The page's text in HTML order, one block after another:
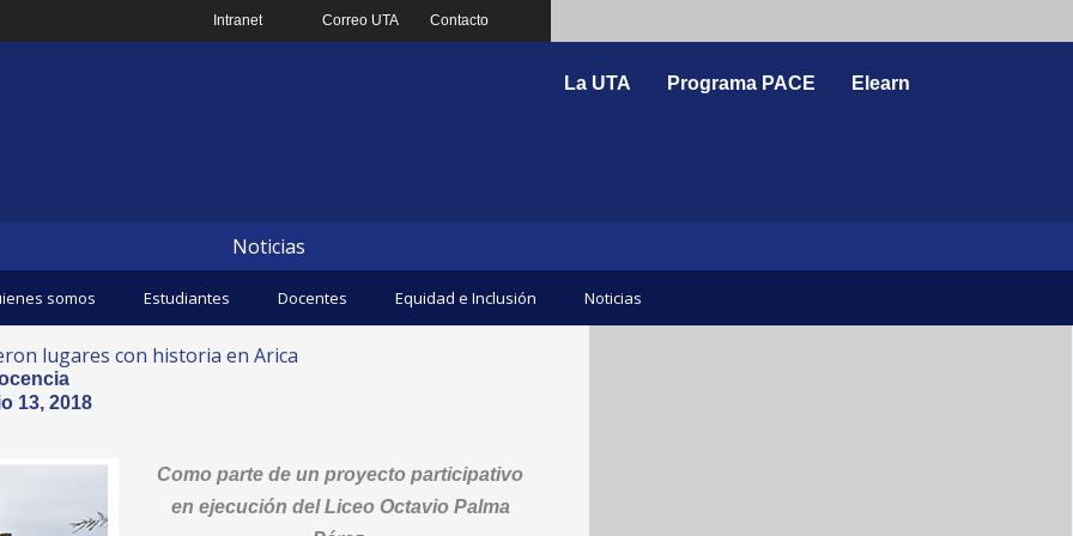
Intranet Correo UTA Contacto
La UTA Programa PACE Elearn
Noticias
somos Estudiantes Docentes Equidad e Inclusión Noticias
lugares con historia en Arica
13, 2018
Como parte de un proyecto participativo
en ejecución del Liceo Octavio Palma